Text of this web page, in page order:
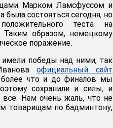
Марком Ламсфуссом и
состояться сегодня, но
теста на
Таким образом, немецкому
поражение.
победы над ними, так
официальный сайт
что и до финалов мы
сохранили и силы, и
все. Нам очень жаль, что не
товарищам по бадминтону,